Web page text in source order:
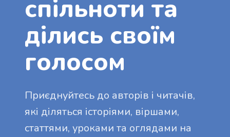
спільноти та
ділись своїм
голосом
Приєднуйтесь до авторів і читачів,
які діляться історіями, віршами,
статтями, уроками та оглядами на